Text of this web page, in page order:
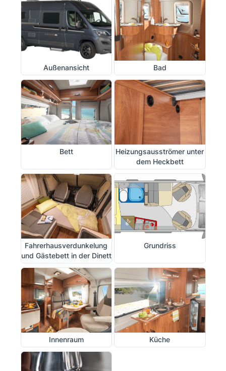
Außenansicht Bad
Bett
Heizungsausströmer unter
dem Heckbett
Fahrerhausverdunkelung
und Gästebett in der Dinett
Grundriss
Innenraum Küche